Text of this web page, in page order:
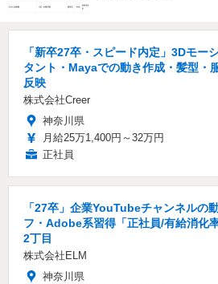
「新卒27卒・スピード内定」3Dモー
タント・Mayaでの動き作成・髪型・
反映
株式会社Creer
神奈川県
月給25万1,400円～32万円
正社員
「27卒」企業YouTubeチャンネルの
フ・Adobe系習得「正社員/有給消化
2丁目
株式会社ELM
神奈川県